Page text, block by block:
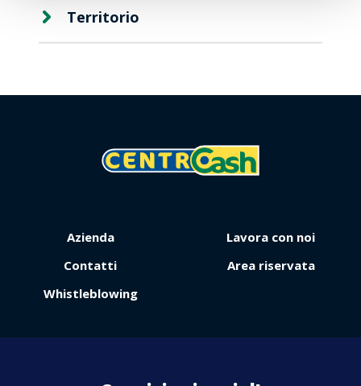
Territorio
Azienda
Lavora con noi
Contatti
Area riservata
Whistleblowing